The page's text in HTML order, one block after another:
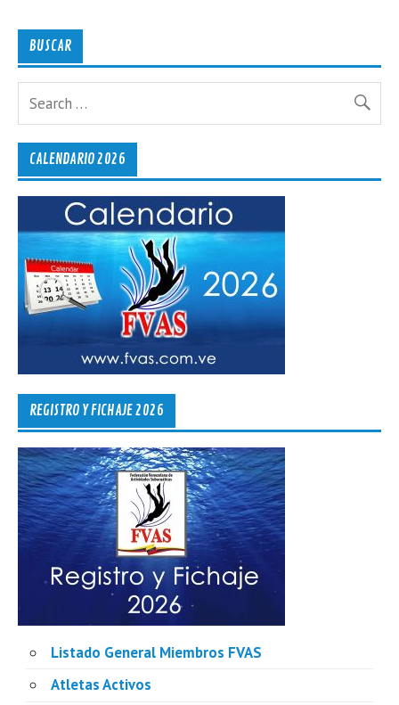
BUSCAR
CALENDARIO 2026
REGISTRO Y FICHAJE 2026
Listado General Miembros FVAS
Atletas Activos